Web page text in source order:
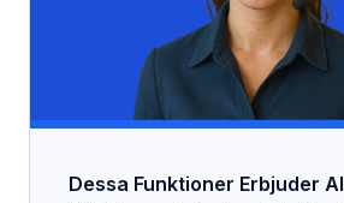
Dessa Funktioner Erbjuder AI